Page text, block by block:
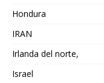
Hondura
IRAN
Irlanda del norte,
Israel